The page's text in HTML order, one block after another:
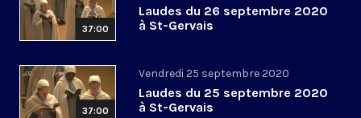
37:00
Laudes du 26 septembre 2020
à St-Gervais
37:00
Vendredi 25 septembre 2020
Laudes du 25 septembre 2020
à St-Gervais